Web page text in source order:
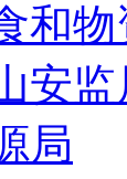
和物
安监
局